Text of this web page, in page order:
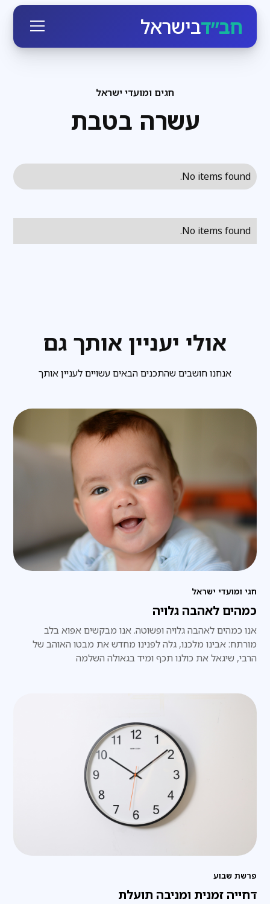
חב״דבישראל
חגים ומועדי ישראל
עשרה בטבת
No items found.
No items found.
אולי יעניין אותך גם
אנחנו חושבים שהתכנים הבאים עשויים לעניין אותך
חגי ומועדי ישראל
כמהים לאהבה גלויה
אנו כמהים לאהבה גלויה ופשוטה. אנו מבקשים אפוא בלב
מורתח: אבינו מלכנו, גלה לפנינו מחדש את מבטו האוהב של
הרבי, שיגאל את כולנו תכף ומיד בגאולה השלמה
פרשת שבוע
דחייה זמנית ומניבה תועלת